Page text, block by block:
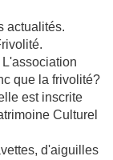
actualités.
que la frivolité?
est inscrite
Culturel
d'aiguilles